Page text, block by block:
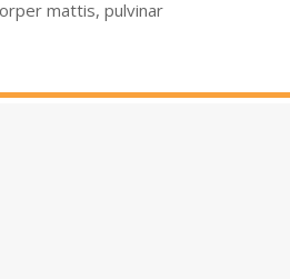
mattis, pulvinar